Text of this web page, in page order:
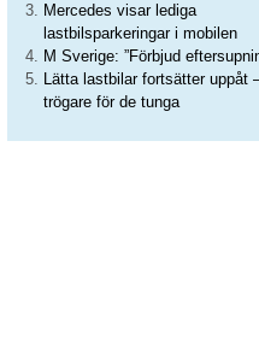
Mercedes visar lediga
lastbilsparkeringar i mobilen
M Sverige: ”Förbjud
Lätta lastbilar fortsätter uppåt
trögare för de tunga